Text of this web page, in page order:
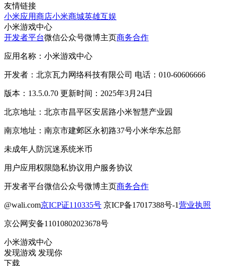
友情链接
小米应用商店小米商城英雄互娱
小米游戏中心
开发者平台微信公众号微博主页商务合作
应用名称：小米游戏中心
开发者：北京瓦力网络科技有限公司 电话：010-60606666
版本：13.5.0.70 更新时间：2025年3月24日
北京地址：北京市昌平区安居路小米智慧产业园
南京地址：南京市建邺区永初路37号小米华东总部
未成年人防沉迷系统米币
用户应用权限隐私协议用户服务协议
开发者平台微信公众号微博主页商务合作
@wali.com京ICP证110335号 京ICP备17017388号-1营业执照
京公网安备11010802023678号
小米游戏中心
发现游戏 发现你
下载